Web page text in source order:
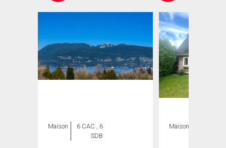
Maison
6 CAC , 6
SDB
Maison